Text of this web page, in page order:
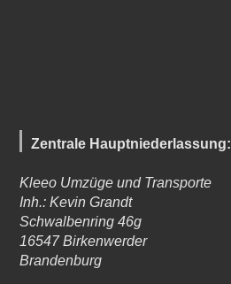
Zentrale Hauptniederlassung:
Kleeo Umzüge und Transporte
Inh.: Kevin Grandt
Schwalbenring 46g
16547 Birkenwerder
Brandenburg